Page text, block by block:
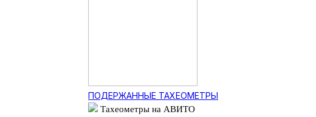
ПОДЕРЖАННЫЕ ТАХЕОМЕТРЫ
Тахеометры на АВИТО